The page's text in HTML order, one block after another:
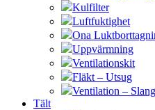
Kulfilter
Luftfuktighet
Ona
Uppvärmning
Ventilationskit
Fläkt – Utsug
Ventilation –
Tält